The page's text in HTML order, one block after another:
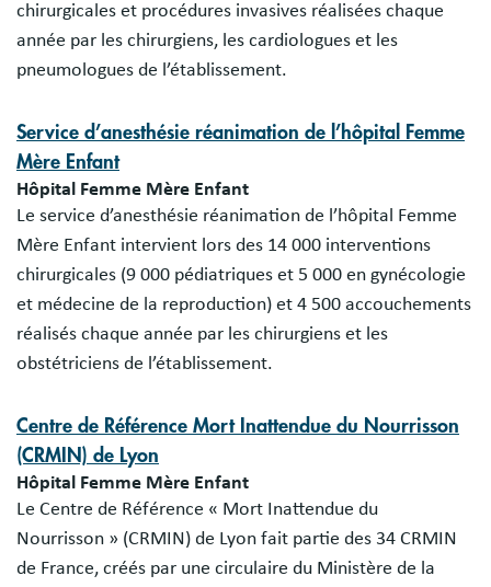
chirurgicales et procédures invasives réalisées chaque
année par les chirurgiens, les cardiologues et les
pneumologues de l’établissement.
Service d’anesthésie réanimation de l’hôpital Femme
Mère Enfant
Hôpital Femme Mère Enfant
Le service d’anesthésie réanimation de l’hôpital Femme
Mère Enfant intervient lors des 14 000 interventions
chirurgicales (9 000 pédiatriques et 5 000 en gynécologie
et médecine de la reproduction) et 4 500 accouchements
réalisés chaque année par les chirurgiens et les
obstétriciens de l’établissement.
Centre de Référence Mort Inattendue du Nourrisson
(CRMIN) de Lyon
Hôpital Femme Mère Enfant
Le Centre de Référence « Mort Inattendue du
Nourrisson » (CRMIN) de Lyon fait partie des 34 CRMIN
de France, créés par une circulaire du Ministère de la